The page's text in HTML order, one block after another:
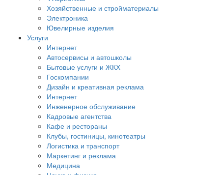
Хозяйственные и стройматериалы
Электроника
Ювелирные изделия
Услуги
Интернет
Автосервисы и автошколы
Бытовые услуги и ЖКХ
Госкомпании
Дизайн и креативная реклама
Интернет
Инженерное обслуживание
Кадровые агентства
Кафе и рестораны
Клубы, гостиницы, кинотеатры
Логистика и транспорт
Маркетинг и реклама
Медицина